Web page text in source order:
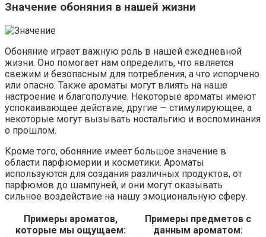
Значение обоняния в нашей жизни
Обоняние играет важную роль в нашей ежедневной
жизни. Оно помогает нам определить, что является
свежим и безопасным для потребления, а что испорчено
или опасно. Также ароматы могут влиять на наше
настроение и благополучие. Некоторые ароматы имеют
успокаивающее действие, другие — стимулирующее, а
некоторые могут вызывать ностальгию и воспоминания
о прошлом.
Кроме того, обоняние имеет большое значение в
области парфюмерии и косметики. Ароматы
используются для создания различных продуктов, от
парфюмов до шампуней, и они могут оказывать
сильное воздействие на нашу эмоциональную сферу.
Примеры ароматов,
которые мы ощущаем:
Примеры предметов с
данным ароматом: